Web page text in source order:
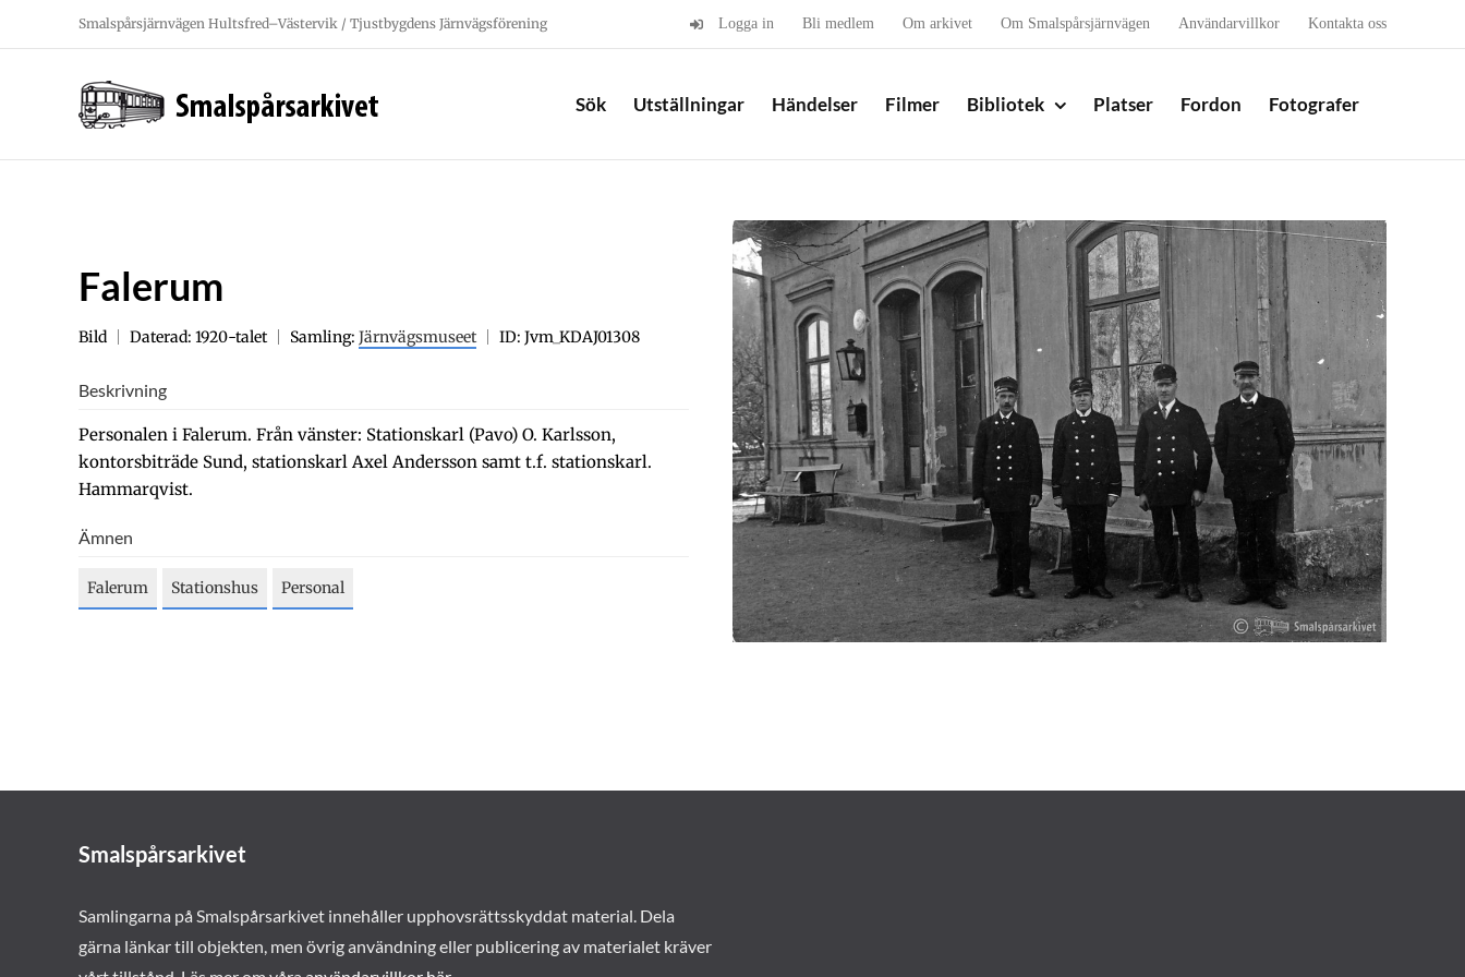
Smalspårsjärnvägen Hultsfred–Västervik / Tjustbygdens Järnvägsförening Logga in Bli medlem Om arkivet Om Smalspårsjärnvägen Användarvillkor Kontakta oss
Sök Utställningar Händelser Filmer Bibliotek Platser Fordon Fotografer
Falerum
Bild Daterad: 1920-talet Samling: Järnvägsmuseet ID: Jvm_KDAJ01308
Beskrivning
Personalen i Falerum. Från vänster: Stationskarl (Pavo) O. Karlsson,
kontorsbiträde Sund, stationskarl Axel Andersson samt t.f. stationskarl.
Hammarqvist.
Ämnen
Falerum Stationshus Personal
Smalspårsarkivet
Samlingarna på Smalspårsarkivet innehåller upphovsrättsskyddat material. Dela
gärna länkar till objekten, men övrig användning eller publicering av materialet kräver